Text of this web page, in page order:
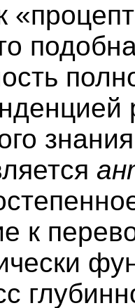
к